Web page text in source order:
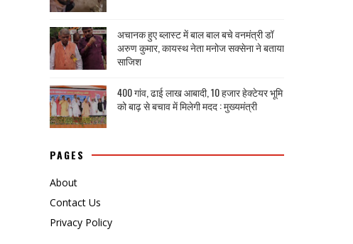
अचानक हुए ब्लास्ट में बाल बाल बचे वनमंत्री डॉ
अरुण कुमार, कायस्थ नेता मनोज सक्सेना ने बताया
साजिश
400 गांव, ढाई लाख आबादी, 10 हजार हेक्टेयर भूमि
को बाढ़ से बचाव में मिलेगी मदद : मुख्यमंत्री
PAGES
About
Contact Us
Privacy Policy